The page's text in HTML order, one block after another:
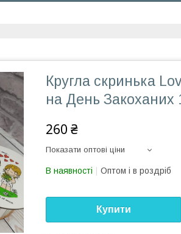
Кругла скринька
на День Закоханих
260 ₴
Показати оптові ціни
В наявності Оптом і в роздріб
Купити